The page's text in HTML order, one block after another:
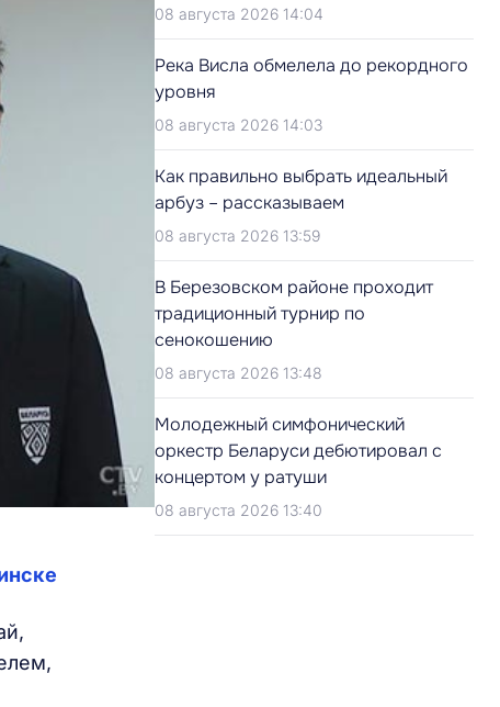
08 августа 2026 14:04
Река Висла обмелела до рекордного
уровня
08 августа 2026 14:03
Как правильно выбрать идеальный
арбуз – рассказываем
08 августа 2026 13:59
В Березовском районе проходит
традиционный турнир по
сенокошению
08 августа 2026 13:48
Молодежный симфонический
оркестр Беларуси дебютировал с
концертом у ратуши
08 августа 2026 13:40